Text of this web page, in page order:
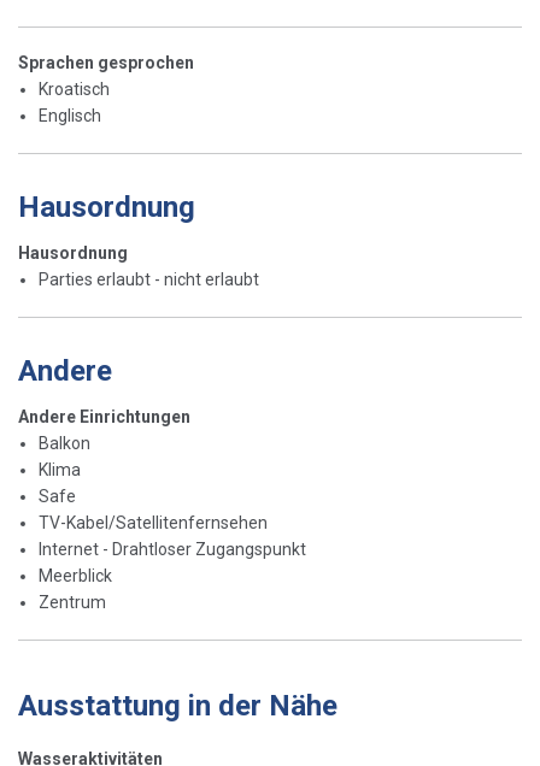
Sprachen gesprochen
Kroatisch
Englisch
Hausordnung
Hausordnung
Parties erlaubt - nicht erlaubt
Andere
Andere Einrichtungen
Balkon
Klima
Safe
TV-Kabel/Satellitenfernsehen
Internet - Drahtloser Zugangspunkt
Meerblick
Zentrum
Ausstattung in der Nähe
Wasseraktivitäten